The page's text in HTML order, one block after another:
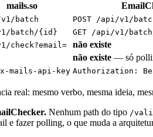
mails.so
v1/batch POST /api/v1/
batch/{id} GET /api/v1/
check?email=
não existe
não existe — só
x-mails-api-key Authorization:
real: mesmo verbo, mesma ideia,
Nenhum path do tipo /
e fazer polling, o que muda a